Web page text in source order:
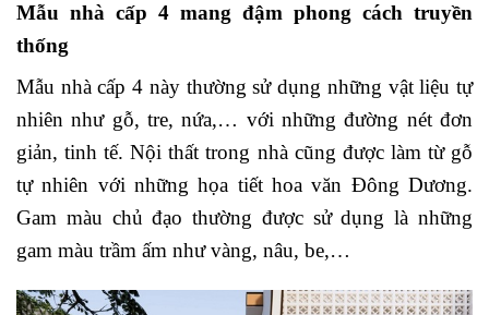
Mẫu nhà cấp 4 mang đậm phong cách truyền
thống
Mẫu nhà cấp 4 này thường sử dụng những vật liệu tự
nhiên như gỗ, tre, nứa,… với những đường nét đơn
giản, tinh tế. Nội thất trong nhà cũng được làm từ gỗ
tự nhiên với những họa tiết hoa văn Đông Dương.
Gam màu chủ đạo thường được sử dụng là những
gam màu trầm ấm như vàng, nâu, be,…